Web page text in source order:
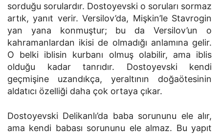
sorduğu sorulardır. Dostoyevski o soruları sormaz
artık, yanıt verir. Versilov’da, Mişkin’le Stavrogin
yan yana konmuştur; bu da Versilov’un o
kahramanlardan ikisi de olmadığı anlamına gelir.
O belki iblisin kurbanı olmuş olabilir, ama iblis
olduğu kadar tanrıdır. Dostoyevski kendi
geçmişine uzandıkça, yeraltının doğaötesinin
aldatıcı özelliği daha çok ortaya çıkar.
Dostoyevski Delikanlı’da baba sorununu ele alır,
ama kendi babası sorununu ele almaz. Bu yapıt